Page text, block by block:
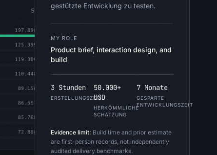
gestützte Entwicklung zu testen.
MY ROLE
Product brief, interaction design, and
build
3 Stunden
ERSTELLUNGSZEIT
50.000+
USD
HERKÖMMLICHE
SCHÄTZUNG
7 Monate
GESPARTE
ENTWICKLUNGSZEIT
Evidence limit: Build time and prior estimate
are first-person records, not independently
audited delivery benchmarks.